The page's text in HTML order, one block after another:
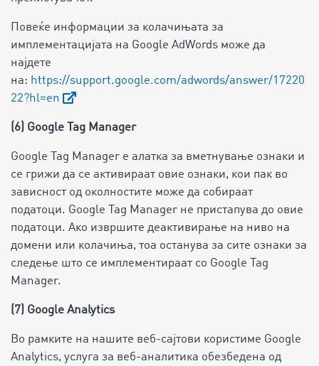
Повеќе информации за колачињата за
имплементацијата на Google AdWords може да
најдете
на: https://support.google.com/adwords/answer/17220
22?hl=en
(6) Google Tag Manager
Google Tag Manager е алатка за вметнување ознаки и
се грижи да се активираат овие ознаки, кои пак во
зависност од околностите може да собираат
податоци. Google Tag Manager не пристапува до овие
податоци. Ако извршите деактивирање на ниво на
домени или колачиња, тоа останува за сите ознаки за
следење што се имплементираат со Google Tag
Manager.
(7) Google Analytics
Во рамките на нашите веб-сајтови користиме Google
Analytics, услуга за веб-аналитика обезбедена од